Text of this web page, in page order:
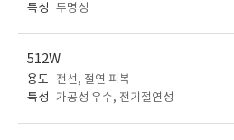
특성 투명성
512W
용도
전선, 절연 피복
특성 가공성 우수, 전기절연성